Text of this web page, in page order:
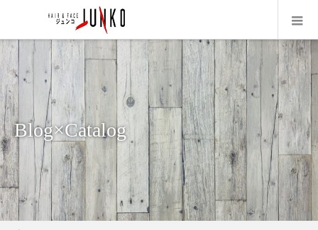
Blog×Catalog